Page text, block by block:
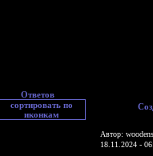
Ответов
Автор:
18.11.2024 -